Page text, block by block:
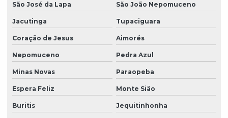
São José da Lapa São João Nepomuceno
Jacutinga Tupaciguara
Coração de Jesus Aimorés
Nepomuceno Pedra Azul
Minas Novas Paraopeba
Espera Feliz Monte Sião
Buritis Jequitinhonha